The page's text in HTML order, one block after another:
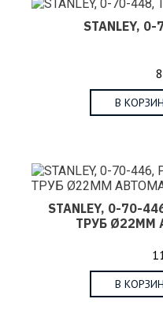
STANLEY,
В
STANLEY, 0-70-
ТРУБ Ø22ММ
В